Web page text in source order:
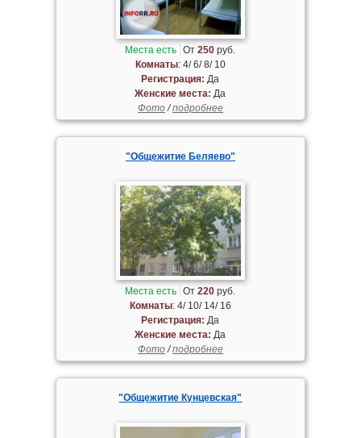
Места есть От250 руб.
Комнаты: 4/ 6/ 8/ 10
Регистрация: Да
Женские места: Да
Фото/подробнее
"Общежитие Беляево"
Места есть От220 руб.
Комнаты: 4/ 10/ 14/ 16
Регистрация: Да
Женские места: Да
Фото/подробнее
"Общежитие Кунцевская"